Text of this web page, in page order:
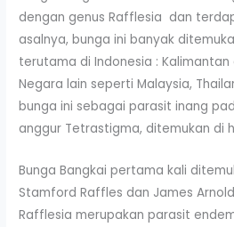
dengan genus Rafflesia dan
asalnya, bunga ini banyak
terutama di Indonesia :
Negara lain seperti Malaysia,
bunga ini sebagai parasit inang
anggur Tetrastigma, ditemukan di
Bunga Bangkai pertama kali
Stamford Raffles dan James
Rafflesia merupakan parasit